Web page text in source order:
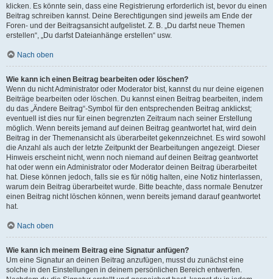
klicken. Es könnte sein, dass eine Registrierung erforderlich ist, bevor du einen
Beitrag schreiben kannst. Deine Berechtigungen sind jeweils am Ende der
Foren- und der Beitragsansicht aufgelistet. Z. B. „Du darfst neue Themen
erstellen“, „Du darfst Dateianhänge erstellen“ usw.
Nach oben
Wie kann ich einen Beitrag bearbeiten oder löschen?
Wenn du nicht Administrator oder Moderator bist, kannst du nur deine eigenen
Beiträge bearbeiten oder löschen. Du kannst einen Beitrag bearbeiten, indem
du das „Ändere Beitrag“-Symbol für den entsprechenden Beitrag anklickst;
eventuell ist dies nur für einen begrenzten Zeitraum nach seiner Erstellung
möglich. Wenn bereits jemand auf deinen Beitrag geantwortet hat, wird dein
Beitrag in der Themenansicht als überarbeitet gekennzeichnet. Es wird sowohl
die Anzahl als auch der letzte Zeitpunkt der Bearbeitungen angezeigt. Dieser
Hinweis erscheint nicht, wenn noch niemand auf deinen Beitrag geantwortet
hat oder wenn ein Administrator oder Moderator deinen Beitrag überarbeitet
hat. Diese können jedoch, falls sie es für nötig halten, eine Notiz hinterlassen,
warum dein Beitrag überarbeitet wurde. Bitte beachte, dass normale Benutzer
einen Beitrag nicht löschen können, wenn bereits jemand darauf geantwortet
hat.
Nach oben
Wie kann ich meinem Beitrag eine Signatur anfügen?
Um eine Signatur an deinen Beitrag anzufügen, musst du zunächst eine
solche in den Einstellungen in deinem persönlichen Bereich entwerfen.